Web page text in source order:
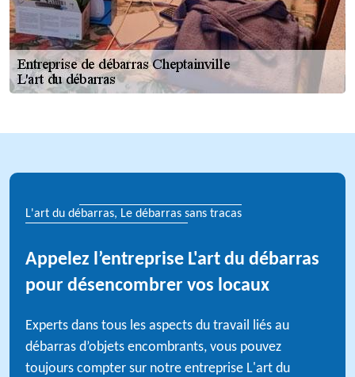
L'art du débarras, Le débarras sans tracas
Appelez l’entreprise L'art du débarras
pour désencombrer vos locaux
Experts dans tous les aspects du travail liés au
débarras d’objets encombrants, vous pouvez
toujours compter sur notre entreprise L'art du